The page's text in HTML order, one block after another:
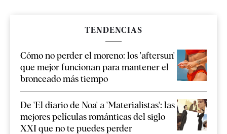
TENDENCIAS
Cómo no perder el moreno: los 'aftersun'
que mejor funcionan para mantener el
bronceado más tiempo
De 'El diario de Noa' a 'Materialistas': las
mejores películas románticas del siglo
XXI que no te puedes perder